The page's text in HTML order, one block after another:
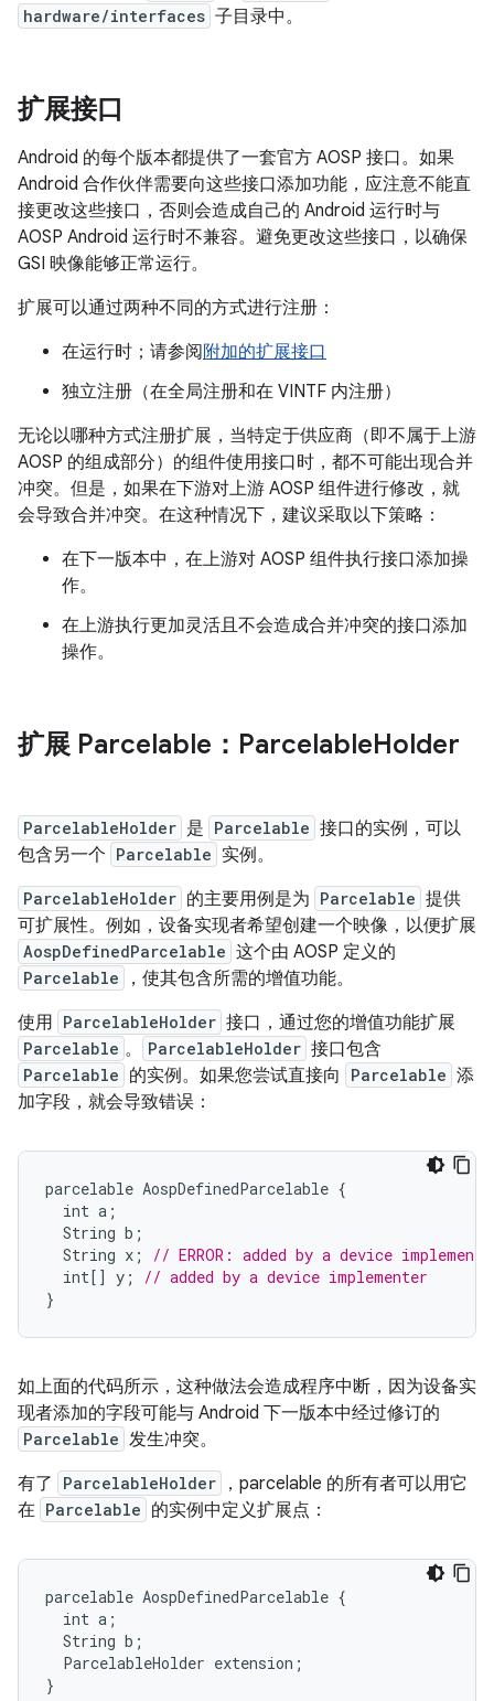
hardware/interfaces 子目录中。
扩展接口
Android 的每个版本都提供了一套官方 AOSP 接口。如果
Android 合作伙伴需要向这些接口添加功能，应注意不能直
接更改这些接口，否则会造成自己的 Android 运行时与
AOSP Android 运行时不兼容。避免更改这些接口，以确保
GSI 映像能够正常运行。
扩展可以通过两种不同的方式进行注册：
在运行时；请参阅 附加的扩展接口
独立注册（在全局注册和在 VINTF 内注册）
无论以哪种方式注册扩展，当特定于供应商（即不属于上游
AOSP 的组成部分）的组件使用接口时，都不可能出现合并
冲突。但是，如果在下游对上游 AOSP 组件进行修改，就
会导致合并冲突。在这种情况下，建议采取以下策略：
在下一版本中，在上游对 AOSP 组件执行接口添加操
作。
在上游执行更加灵活且不会造成合并冲突的接口添加
操作。
扩展 Parcelable：ParcelableHolder
ParcelableHolder 是 Parcelable 接口的实例，可以
包含另一个 Parcelable 实例。
ParcelableHolder 的主要用例是为 Parcelable 提供
可扩展性。例如，设备实现者希望创建一个映像，以便扩展
AospDefinedParcelable 这个由 AOSP 定义的
Parcelable
，使其包含所需的增值功能。
使用 ParcelableHolder 接口，通过您的增值功能扩展
Parcelable 。 ParcelableHolder 接口包含
Parcelable 的实例。如果您尝试直接向 Parcelable 添
加字段，就会导致错误：
parcelable AospDefinedParcelable {
int a ;
String b ;
String x ;
// ERROR: added by a device
int[] y ;
// added by a device implementer
}
如上面的代码所示，这种做法会造成程序中断，因为设备实
现者添加的字段可能与 Android 下一版本中经过修订的
Parcelable 发生冲突。
有了
ParcelableHolder
，parcelable 的所有者可以用它
在 Parcelable 的实例中定义扩展点：
parcelable AospDefinedParcelable {
  int a;
  String b;
  ParcelableHolder extension;